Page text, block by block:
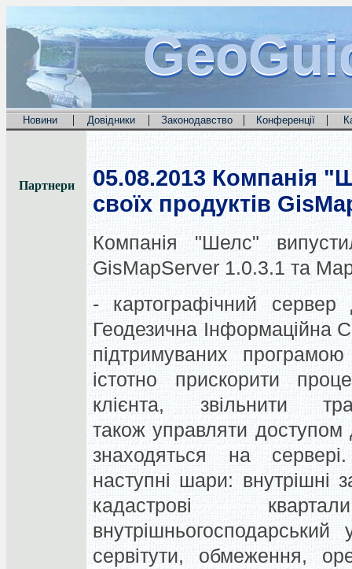
Новини | Довідники | Законодавство | Конференції |
Партнери 05.08.2013 Компанія
своїх продуктів
Компанія "Шелс"
GisMapServer 1.0.3.1 та
- картографічний
Геодезична Інформаційна
підтримуваних
істотно прискорити
клієнта, звільнити
також управляти
знаходяться на сервері.
наступні шари: внутрішні
кадастрові
внутрішньогосподарський
сервітути, обмеження,